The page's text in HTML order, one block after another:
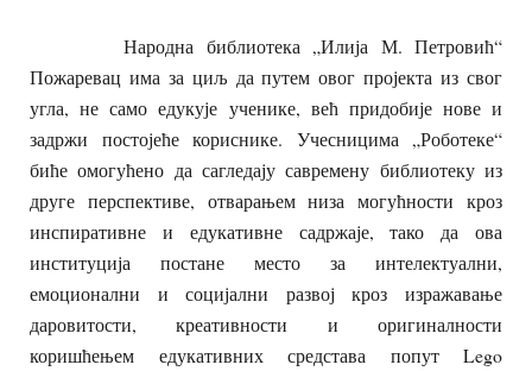
Народна библиотека „Илија М. Петровић“
Пожаревац има за циљ да путем овог пројекта из свог
угла, не само едукује ученике, већ придобије нове и
задржи постојеће кориснике. Учесницима „Роботеке“
биће омогућено да сагледају савремену библиотеку из
друге перспективе, отварањем низа могућности кроз
инспиративне и едукативне садржаје, тако да ова
институција постане место за интелектуални,
емоционални и социјални развој кроз изражавање
даровитости, креативности и оригиналности
коришћењем едукативних средстава попут Lego